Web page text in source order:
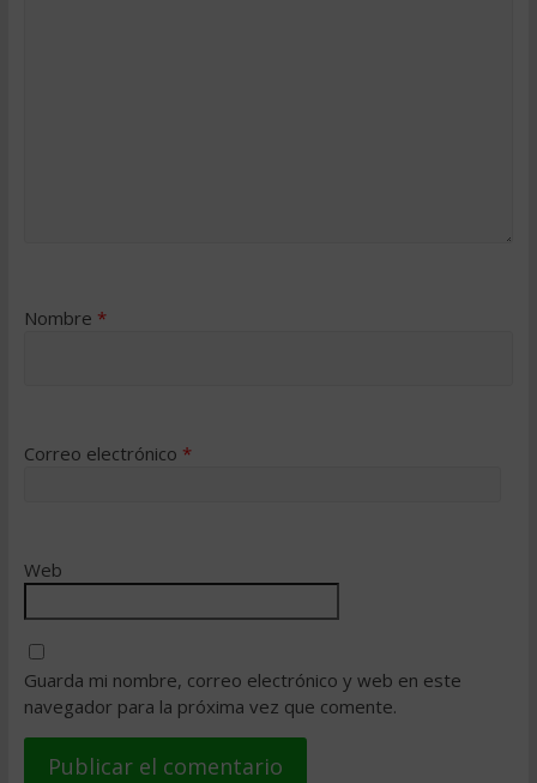
Nombre *
Correo electrónico *
Web
Guarda mi nombre, correo electrónico y web en este
navegador para la próxima vez que comente.